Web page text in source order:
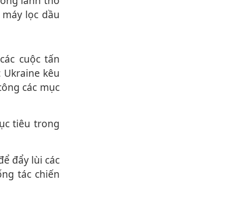
lọc dầu
kêu
các mục
tác chiến